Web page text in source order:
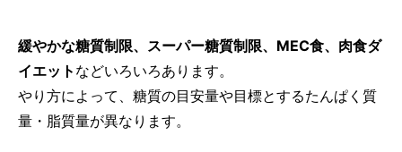
緩やかな糖質制限、スーパー糖質制限、MEC食、肉食ダ
イエット などいろいろあります。
やり方によって、糖質の目安量や目標とするたんぱく質
量・脂質量が異なります。